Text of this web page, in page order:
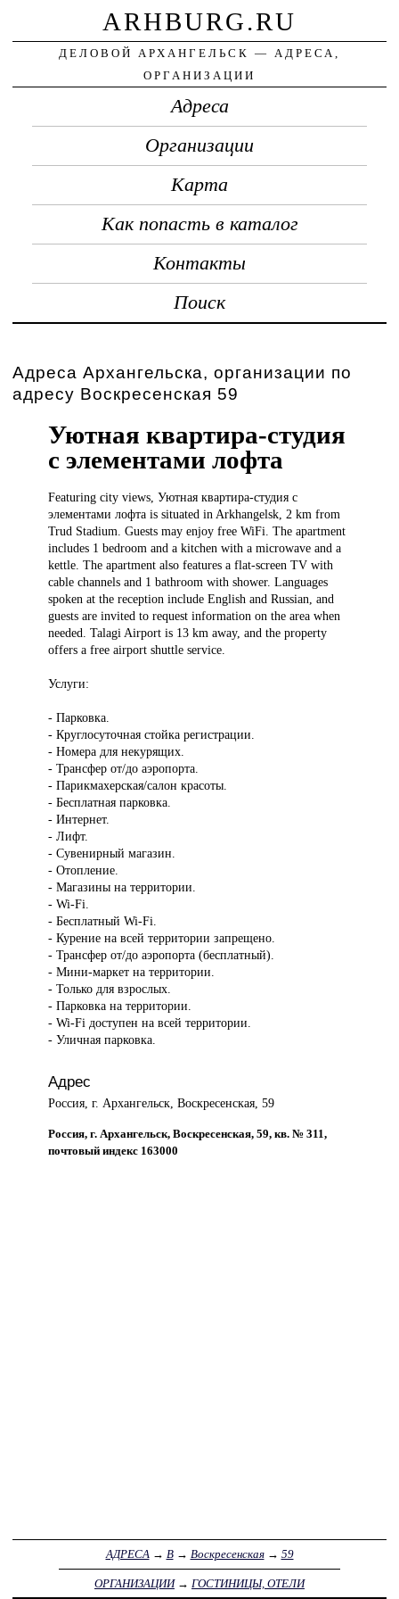
ARHBURG.RU
ДЕЛОВОЙ АРХАНГЕЛЬСК — АДРЕСА,
ОРГАНИЗАЦИИ
Адреса
Организации
Карта
Как попасть в каталог
Контакты
Поиск
Адреса Архангельска, организации по
адресу Воскресенская 59
Уютная квартира-студия
с элементами лофта
Featuring cityviews, Уютная квартира-студия с
элементами лофта is situated in Arkhangelsk, 2 km from
Trud Stadium. Guests may enjoy free WiFi. The apartment
includes 1 bedroom and a kitchen with a microwave and a
kettle. The apartment also features a flat-screen TV with
cable channels and 1 bathroom with shower. Languages
spoken at the reception include English and Russian, and
guests are invited to request information on the area when
needed. Talagi Airport is 13 km away, and the property
offers a free airport shuttle service.
Услуги:
- Парковка.
- Круглосуточная стойка регистрации.
- Номера для некурящих.
- Трансфер от/до аэропорта.
- Парикмахерская/салон красоты.
- Бесплатная парковка.
- Интернет.
- Лифт.
- Сувенирный магазин.
- Отопление.
- Магазины на территории.
- Wi-Fi.
- Бесплатный Wi-Fi.
- Курение на всей территории запрещено.
- Трансфер от/до аэропорта (бесплатный).
- Мини-маркет на территории.
- Только для взрослых.
- Парковка на территории.
- Wi-Fi доступен на всей территории.
- Уличная парковка.
Адрес
Россия, г. Архангельск, Воскресенская, 59
Россия, г. Архангельск, Воскресенская, 59, кв. № 311,
почтовый индекс 163000
АДРЕСА→ В→ Воскресенская→ 59
ОРГАНИЗАЦИИ→ ГОСТИНИЦЫ, ОТЕЛИ